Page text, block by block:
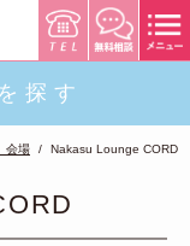
探す
会場 Nakasu Lounge CORD